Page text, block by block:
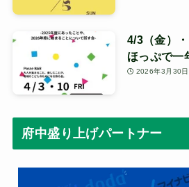
4/3（金）
ほっぷで一
2026年3月30日
府中盛り上げパートナー